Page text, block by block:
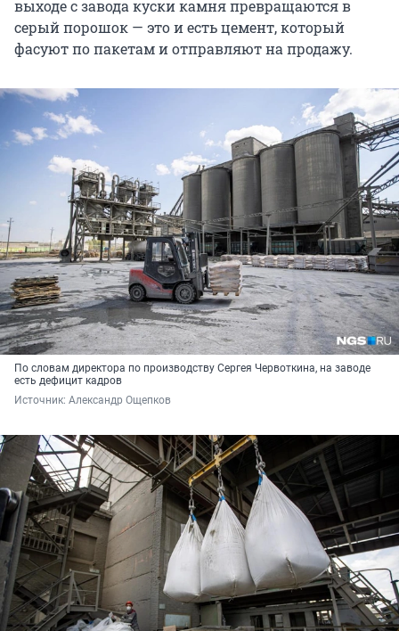
выходе с завода куски камня превращаются в
серый порошок — это и есть цемент, который
фасуют по пакетам и отправляют на продажу.
По словам директора по производству Сергея Червоткина, на заводе
есть дефицит кадров
Источник: Александр Ощепков